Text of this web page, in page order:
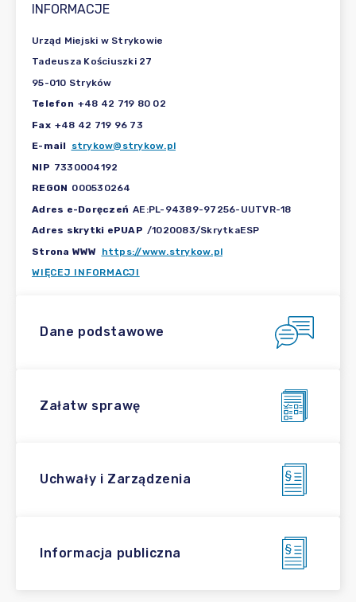
INFORMACJE
Urząd Miejski w Strykowie
Tadeusza Kościuszki 27
95-010 Stryków
Telefon +48 42 719 80 02
Fax +48 42 719 96 73
E-mail
strykow@strykow.pl
NIP 7330004192
REGON 000530264
Adres e-Doręczeń AE:PL-94389-97256-UUTVR-18
Adres skrytki ePUAP /1020083/SkrytkaESP
Strona WWW https://www.strykow.pl
WIĘCEJ INFORMACJI
Dane podstawowe
Załatw sprawę
Uchwały i Zarządzenia
Informacja publiczna